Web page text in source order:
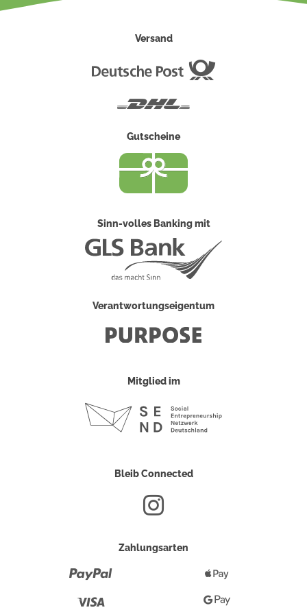
Versand
Gutscheine
Sinn-volles Banking mit
Verantwortungseigentum
Mitglied im
Bleib Connected
Zahlungsarten
Pay
Google